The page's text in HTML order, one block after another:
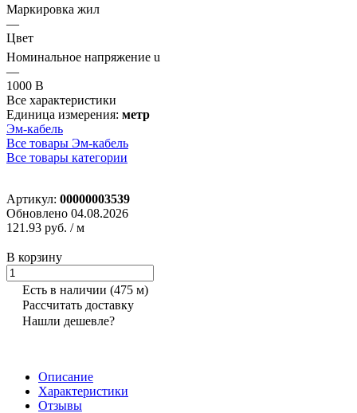
Маркировка жил
—
Цвет
Номинальное напряжение u
—
1000 В
Все характеристики
Единица измерения: метр
Эм-кабель
Все товары Эм-кабель
Все товары категории
Артикул: 00000003539
Обновлено 04.08.2026
121.93 руб. / м
В корзину
Есть в наличии (475 м)
Рассчитать доставку
Нашли дешевле?
Описание
Характеристики
Отзывы